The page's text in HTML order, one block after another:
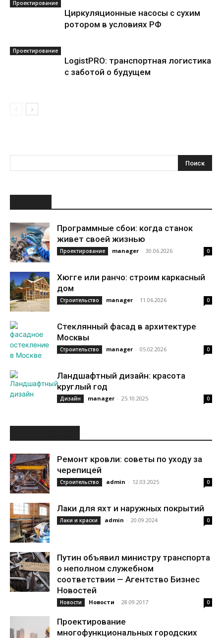
Проектирование
Циркуляционные насосы с сухим
ротором в условиях РФ
Проектирование
LogistPRO: транспортная логистика
с заботой о будущем
Программные сбои: когда станок
живет своей жизнью
Проектирование manager - 30.06.2026 0
Хюгге или ранчо: строим каркасный
дом
Строительство manager - 11.06.2026 0
Стеклянный фасад в архитектуре
Москвы
Строительство manager - 05.02.2026 0
Ландшафтный дизайн: красота
круглый год
Дизайн manager - 25.10.2025 0
Ремонт кровли: советы по уходу за
черепицей
Строительство admin - 12.03.2025 0
Лаки для яхт и наружных покрытий
Лаки и краски admin - 20.09.2024 0
Путин объявил министру транспорта
о неполном служебном
соответствии — Агентство Бизнес
Новостей
Новости Новости - 28.09.2017 0
Проектирование
многофункциональных городских